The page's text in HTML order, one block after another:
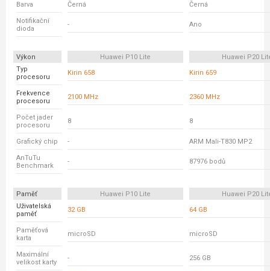
Barva Černá Černá
Notifikační
dioda
- Ano
Výkon Huawei P10 Lite
Huawei P20
Typ
procesoru
Kirin 658 Kirin 659
Frekvence
procesoru
2100 MHz 2360 MHz
Počet jader
procesoru
8 8
Grafický chip - ARM Mali-T830 MP2
AnTuTu
Benchmark
- 87976 bodů
Paměť Huawei P10 Lite
Huawei P20
Uživatelská
paměť
32 GB 64 GB
Paměťová
karta
microSD microSD
Maximální
velikost karty
- 256 GB